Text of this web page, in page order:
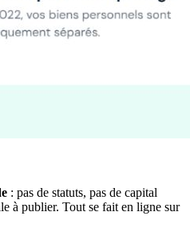
: pas de statuts, pas de capital
à publier. Tout se fait en ligne sur